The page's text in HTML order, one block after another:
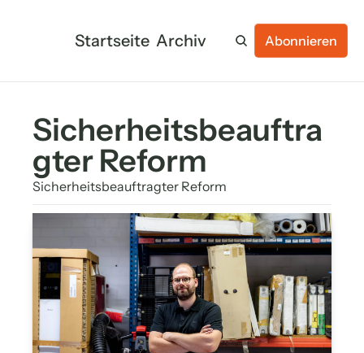
Startseite Archiv Abonnieren
Sicherheitsbeauftra
gter Reform
Sicherheitsbeauftragter Reform